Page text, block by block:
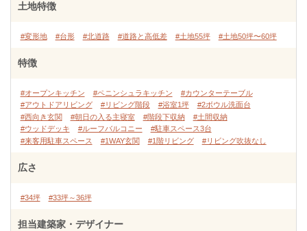
土地特徴
#変形地 #台形 #北道路 #道路と高低差 #土地55坪 #土地50坪〜60坪
特徴
#オープンキッチン #ペニンシュラキッチン
#カウンターテーブル
#アウトドアリビング
#リビング階段 #浴室1坪
#2ボウル洗面台
#西向き玄関
#朝日の入る主寝室 #階段下収納
#土間収納
#ウッドデッキ
#ルーフバルコニー
#駐車スペース3台
#来客用駐車スペース
#1WAY玄関 #1階リビング #リビング吹抜なし
広さ
#34坪 #33坪～36坪
担当建築家・デザイナー